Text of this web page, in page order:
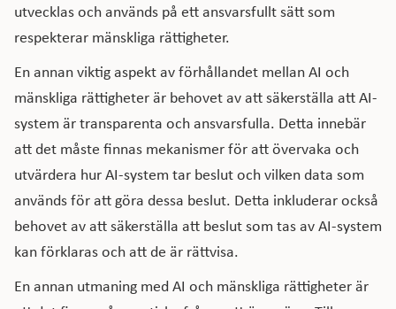
utvecklas och används på ett ansvarsfullt sätt som
respekterar mänskliga rättigheter.
En annan viktig aspekt av förhållandet mellan AI och
mänskliga rättigheter är behovet av att säkerställa att AI-
system är transparenta och ansvarsfulla. Detta innebär
att det måste finnas mekanismer för att övervaka och
utvärdera hur AI-system tar beslut och vilken data som
används för att göra dessa beslut. Detta inkluderar också
behovet av att säkerställa att beslut som tas av AI-system
kan förklaras och att de är rättvisa.
En annan utmaning med AI och mänskliga rättigheter är